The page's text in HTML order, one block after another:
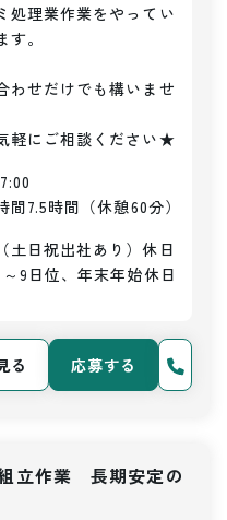
処理業作業をやってい
す。
わせだけでも構いませ
軽にご相談ください★
7.5時間（休憩60分）
土日祝出社あり）休日
9日位、年末年始休日
る 応募する
立作業 長期安定の